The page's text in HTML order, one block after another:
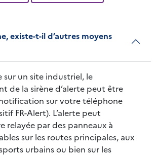
existe-t-il d’autres moyens
sur un site industriel, le
de la sirène d’alerte peut être
sur votre téléphone
FR-Alert). L’alerte peut
relayée par des panneaux à
sur les routes principales, aux
urbains ou bien sur les